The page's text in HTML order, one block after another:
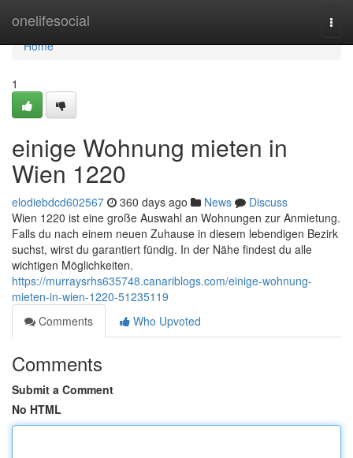
onelifesocial
Home
Home
1
einige Wohnung mieten in
Wien 1220
elodiebdcd602567 360 days ago News
Discuss
Wien 1220 ist eine große Auswahl an Wohnungen zur Anmietung.
Falls du nach einem neuen Zuhause in diesem lebendigen Bezirk
suchst, wirst du garantiert fündig. In der Nähe findest du alle
wichtigen Möglichkeiten.
https://murraysrhs635748.canariblogs.com/einige-wohnung-
mieten-in-wien-1220-51235119
Comments
Who Upvoted
Comments
Submit a Comment
No HTML